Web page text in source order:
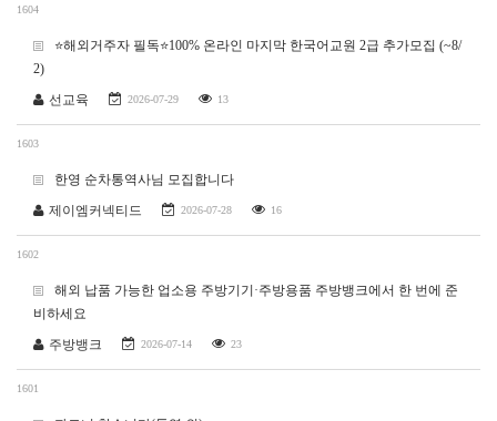
1604
⭐해외거주자 필독⭐100% 온라인 마지막 한국어교원 2급 추가모집 (~8/
2)
선교육
2026-07-29 13
1603
한영 순차통역사님 모집합니다
제이엠커넥티드
2026-07-28 16
1602
해외 납품 가능한 업소용 주방기기·주방용품 주방뱅크에서 한 번에 준
비하세요
주방뱅크
2026-07-14 23
1601